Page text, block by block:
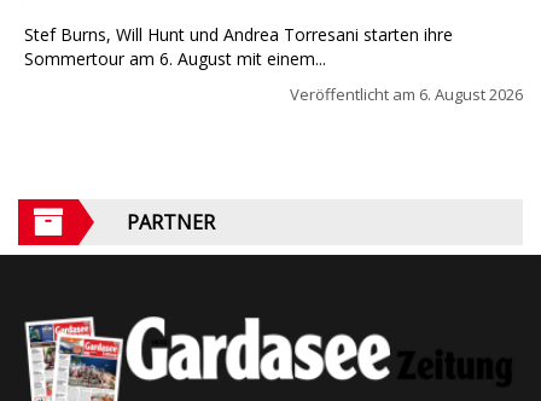
Stef Burns, Will Hunt und Andrea Torresani starten ihre
Sommertour am 6. August mit einem...
Veröffentlicht am 6. August 2026
PARTNER